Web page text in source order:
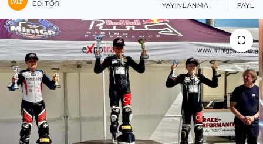
EDITÖR YAYINLANMA
Buz Hokeyi
Buz Pateni
Çim Hokeyi
Cimnastik
Curling